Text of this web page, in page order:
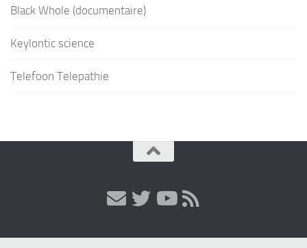
Black Whole (documentaire)
Keylontic science
Telefoon Telepathie